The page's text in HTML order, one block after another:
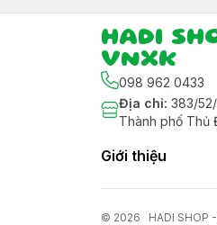
HADI
VNXK
098 962 0433
Địa chỉ: 383/
Thành phố Thủ
Giới thiệu
© 2026 HADI SHOP